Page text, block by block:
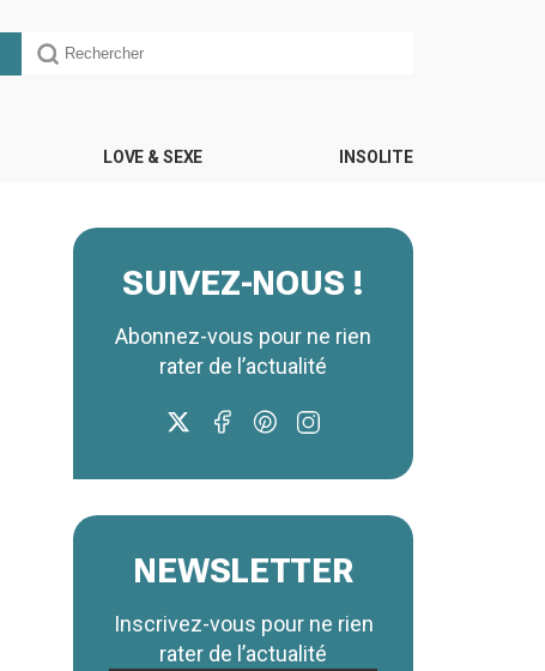
LOVE & SEXE INSOLITE
SUIVEZ-NOUS !
Abonnez-vous pour ne rien
rater de l’actualité
NEWSLETTER
Inscrivez-vous pour ne rien
rater de l’actualité